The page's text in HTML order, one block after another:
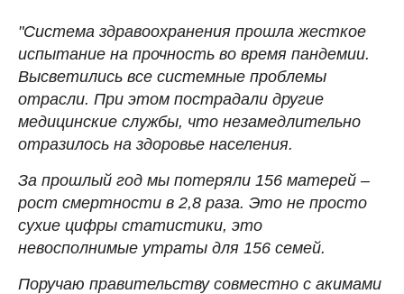
"Система здравоохранения прошла жесткое
испытание на прочность во время пандемии.
Высветились все системные проблемы
отрасли. При этом пострадали другие
медицинские службы, что незамедлительно
отразилось на здоровье населения.
За прошлый год мы потеряли 156 матерей –
рост смертности в 2,8 раза. Это не просто
сухие цифры статистики, это
невосполнимые утраты для 156 семей.
Поручаю правительству совместно с акимами